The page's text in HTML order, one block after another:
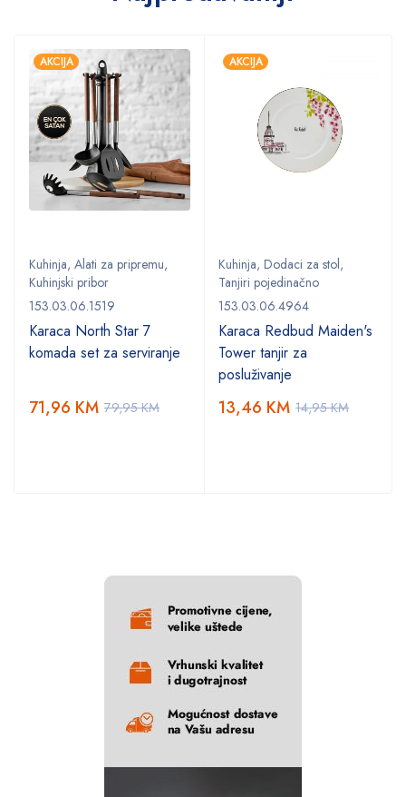
AKCIJA
Kuhinja, Alati za pripremu,
Kuhinjski pribor
153.03.06.1519
Karaca North Star 7
komada set za serviranje
79,95KM
71,96 KM
AKCIJA
Kuhinja, Dodaci za stol,
Tanjiri pojedinačno
153.03.06.4964
Karaca Redbud Maiden's
Tower tanjir za
posluživanje
14,95KM
13,46 KM